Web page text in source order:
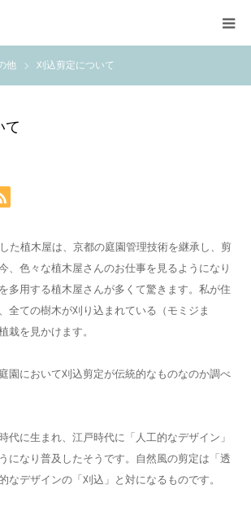
他 刈込剪定について
て
た植木屋は、京都の庭園管理技術を継承し、剪
、色々な植木屋さんのお仕事を見るようになり
多用する植木屋さんが多くて驚きます。私が住
全ての樹木が刈り込まれている（モミジま
栽を見かけます。
園において刈込剪定が伝統的なものなのか調べ
代に生まれ、江戸時代に「人工的なデザイン」
になり普及したそうです。自然風の剪定は「透
なデザインの「刈込」と対になるものです。